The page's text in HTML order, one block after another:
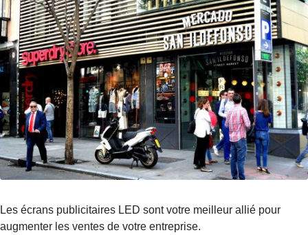
Les écrans publicitaires LED sont votre meilleur allié pour
augmenter les ventes de votre entreprise.